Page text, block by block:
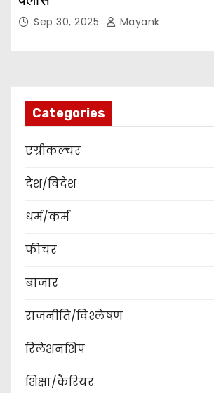
Sep 30, 2025 Mayank
Categories
एग्रीकल्चर
देश/विदेश
धर्म/कर्म
फीचर
बाजार
राजनीति/विश्लेषण
रिलेशनशिप
शिक्षा/कैरियर